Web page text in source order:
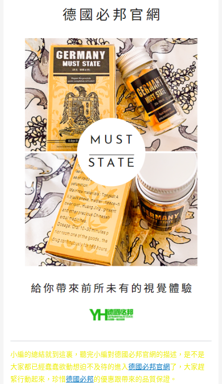
小編的總結就到這裏，聽完小編對德國必邦官網的描述，是不是
大家都已經蠢蠢欲動想迫不及待的進入德國必邦官網了，大家趕
緊行動起來，珍惜德國必邦的優惠跟帶來的品質保證。